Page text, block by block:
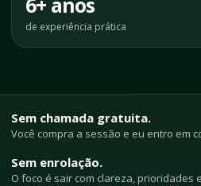
de experiência prática
Sem chamada gratuita.
Você compra a sessão e eu entro em
Sem enrolação.
O foco é sair com clareza, prioridades